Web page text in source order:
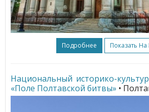
Подробнее Показать На
Национальный историко-
«Поле Полтавской битвы» •